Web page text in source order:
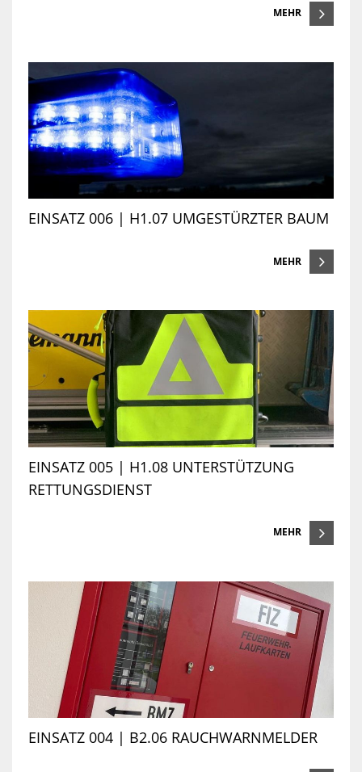
MEHR
EINSATZ 006 | H1.07 UMGESTÜRZTER BAUM
MEHR
EINSATZ 005 | H1.08 UNTERSTÜTZUNG
RETTUNGSDIENST
MEHR
EINSATZ 004 | B2.06 RAUCHWARNMELDER